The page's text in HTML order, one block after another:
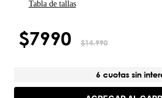
Tabla de tallas
$7990 $14.990
6 cuotas sin